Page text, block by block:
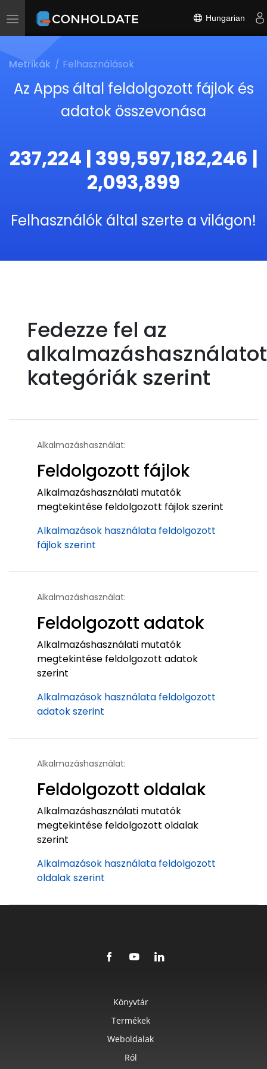
Toggle
Hungarian
Metrikák Felhasználások
Az Apps által feldolgozott fájlok és
adatok összevonása
237,224 | 399,597,182,246 |
2,093,899
Felhasználók által szerte a világon!
Fedezze fel az
alkalmazáshasználatot
kategóriák szerint
Alkalmazáshasználat:
Feldolgozott fájlok
Alkalmazáshasználati mutatók
megtekintése feldolgozott fájlok szerint
Alkalmazások használata feldolgozott
fájlok szerint
Alkalmazáshasználat:
Feldolgozott adatok
Alkalmazáshasználati mutatók
megtekintése feldolgozott adatok
szerint
Alkalmazások használata feldolgozott
adatok szerint
Alkalmazáshasználat:
Feldolgozott oldalak
Alkalmazáshasználati mutatók
megtekintése feldolgozott oldalak
szerint
Alkalmazások használata feldolgozott
oldalak szerint
Könyvtár
Termékek
Weboldalak
Ról